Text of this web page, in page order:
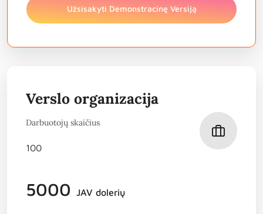
Užsisakyti Demonstracinę Versiją
Verslo organizacija
Darbuotojų skaičius
5000 JAV dolerių